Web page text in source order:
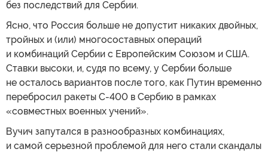
без последствий для Сербии.
Ясно, что Россия больше не допустит никаких двойных,
тройных и (или) многосоставных операций
и комбинаций Сербии с Европейским Союзом и США.
Ставки высоки, и, судя по всему, у Сербии больше
не осталось вариантов после того, как Путин временно
перебросил ракеты С-400 в Сербию в рамках
«совместных военных учений».
Вучич запутался в разнообразных комбинациях,
и самой серьезной проблемой для него стали скандалы